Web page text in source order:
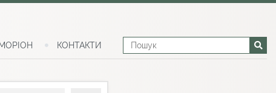
МОРІОН КОНТАКТИ